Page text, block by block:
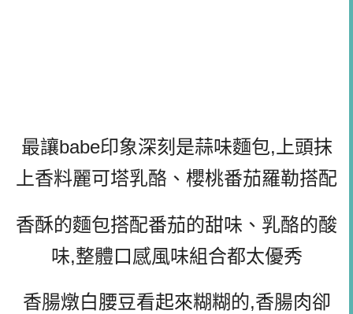
最讓babe印象深刻是蒜味麵包,上頭抹
上香料麗可塔乳酪、櫻桃番茄羅勒搭配
香酥的麵包搭配番茄的甜味、乳酪的酸
味,整體口感風味組合都太優秀
香腸燉白腰豆看起來糊糊的,香腸肉卻